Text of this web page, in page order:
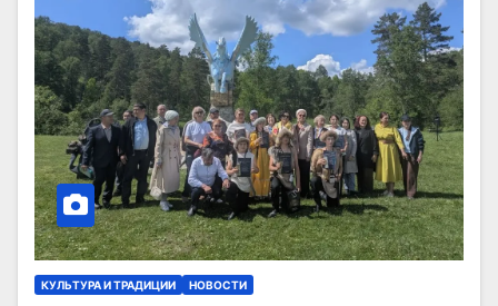
КУЛЬТУРА И ТРАДИЦИИ НОВОСТИ